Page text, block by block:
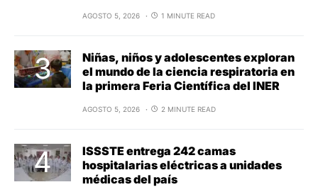
AGOSTO 5, 2026 1 MINUTE READ
Niñas, niños y adolescentes exploran
el mundo de la ciencia respiratoria en
la primera Feria Científica del INER
AGOSTO 5, 2026 2 MINUTE READ
ISSSTE entrega 242 camas
hospitalarias eléctricas a unidades
médicas del país